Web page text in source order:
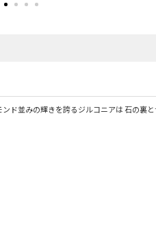
並みの輝きを誇るジルコニアは 石の